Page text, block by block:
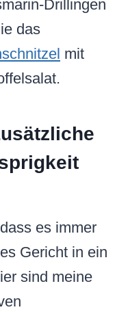
Drillingen
das
mit
es immer
Gericht in ein
sind meine